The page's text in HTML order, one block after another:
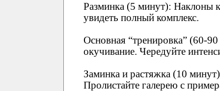
Разминка (5 минут): Наклоны
увидеть полный комплекс.
Основная “тренировка” (60-
окучивание. Чередуйте
Заминка и растяжка (10
Пролистайте галерею с